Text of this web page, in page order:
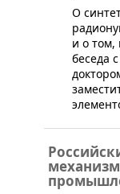
​О
и о том,
беседа